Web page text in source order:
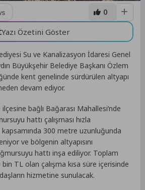
0
Yazı Özetini Göster
Su ve Kanalizasyon İdaresi Genel
Büyükşehir Belediye Başkanı Özlem
kent genelinde sürdürülen altyapı
devam ediyor.
bağlı Bağarası Mahallesi’nde
hattı çalışması hızla
kapsamında 300 metre uzunluğunda
ve bölgenin altyapısını
hattı inşa ediliyor. Toplam
TL olan çalışma kısa süre içerisinde
hizmetine sunulacak.